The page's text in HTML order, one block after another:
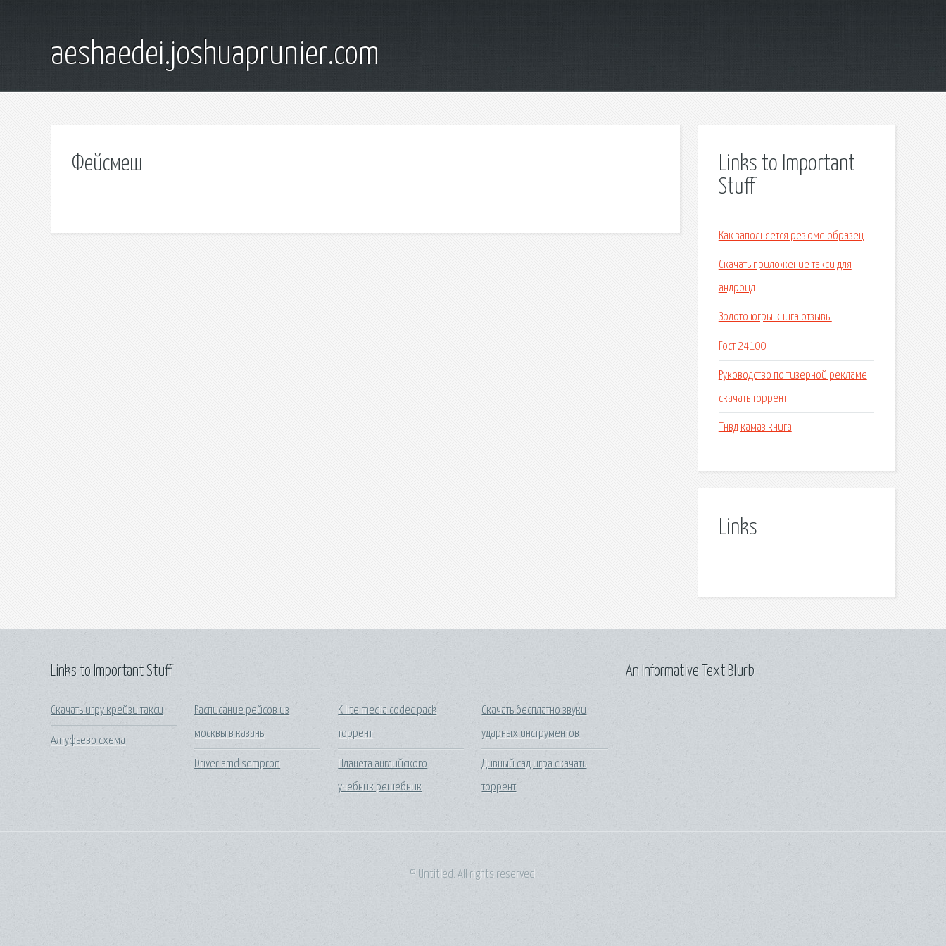
aeshaedei.joshuaprunier.com
Фейсмеш
Links to Important
Stuff
Как заполняется резюме образец
Скачать приложение такси для
андроид
Золото югры книга отзывы
Гост 24100
Руководство по тизерной рекламе
скачать торрент
Тнвд камаз книга
Links
Links to Important Stuff
Скачать игру крейзи такси
Алтуфьево схема
Расписание рейсов из
москвы в казань
Driver amd sempron
K lite media codec pack
торрент
Планета английского
учебник решебник
Скачать бесплатно звуки
ударных инструментов
Дивный сад игра скачать
торрент
An Informative Text Blurb
© Untitled. All rights reserved.